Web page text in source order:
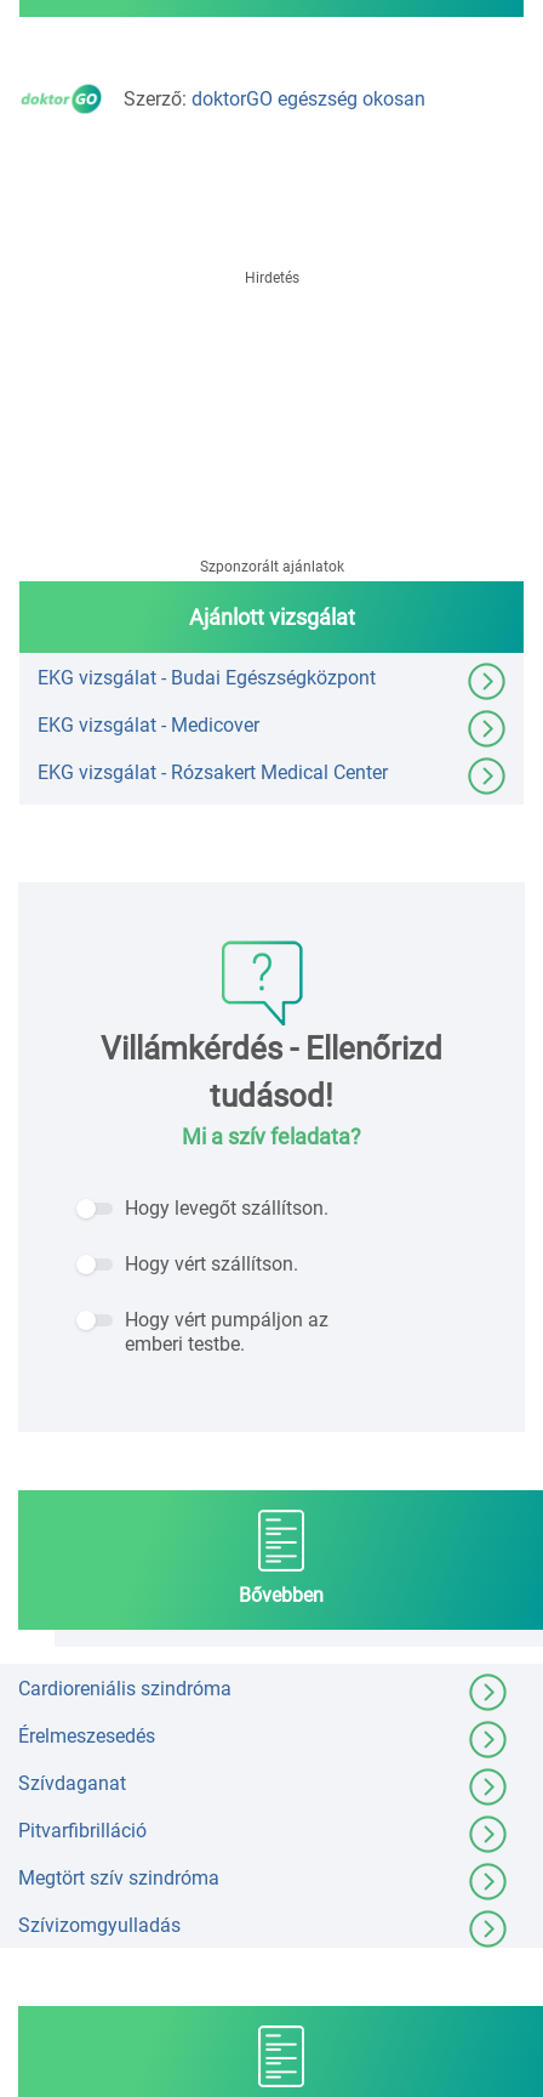
Szerző: doktorGO egészség okosan
Hirdetés
Ajánlott vizsgálat
Szponzorált ajánlatok
EKG vizsgálat - Budai Egészségközpont
EKG vizsgálat - Medicover
EKG vizsgálat - Rózsakert Medical Center
Villámkérdés - Ellenőrizd
tudásod!
Mi a szív feladata?
Hogy levegőt szállítson.
Hogy vért szállítson.
Hogy vért pumpáljon az
emberi testbe.
Bővebben
Cardioreniális szindróma
Érelmeszesedés
Szívdaganat
Pitvarfibrilláció
Megtört szív szindróma
Szívizomgyulladás